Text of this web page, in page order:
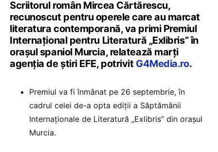
Scriitorul român Mircea Cărtărescu,
recunoscut pentru operele care au marcat
literatura contemporană, va primi Premiul
Internaţional pentru Literatură „Exlibris” în
oraşul spaniol Murcia, relatează marţi
agenţia de știri EFE, potrivit G4Media.ro.
Premiul va fi înmânat pe 26 septembrie, în
cadrul celei de-a opta ediţii a Săptămânii
Internaţionale de Literatură „Exlibris” din oraşul
Murcia.